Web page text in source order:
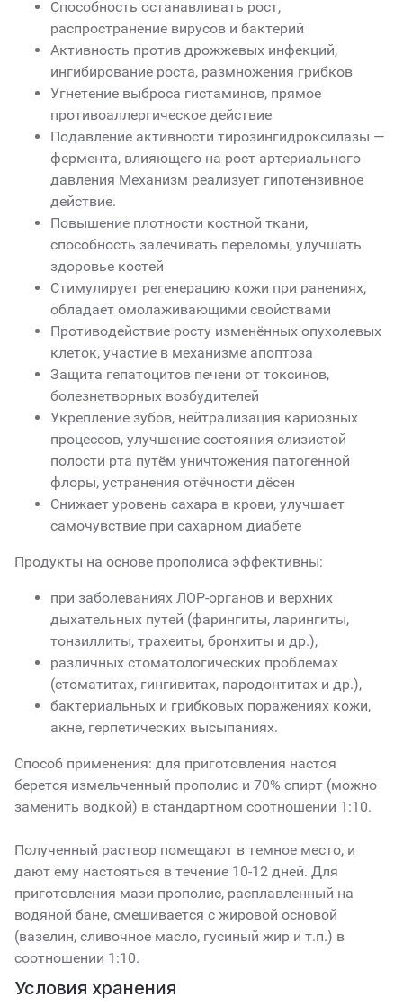
Способность останавливать рост,
распространение вирусов и бактерий
Активность против дрожжевых инфекций,
ингибирование роста, размножения грибков
Угнетение выброса гистаминов, прямое
противоаллергическое действие
Подавление активности тирозингидроксилазы —
фермента, влияющего на рост артериального
давления Механизм реализует гипотензивное
действие.
Повышение плотности костной ткани,
способность залечивать переломы, улучшать
здоровье костей
Стимулирует регенерацию кожи при ранениях,
обладает омолаживающими свойствами
Противодействие росту изменённых опухолевых
клеток, участие в механизме апоптоза
Защита гепатоцитов печени от токсинов,
болезнетворных возбудителей
Укрепление зубов, нейтрализация кариозных
процессов, улучшение состояния слизистой
полости рта путём уничтожения патогенной
флоры, устранения отёчности дёсен
Снижает уровень сахара в крови, улучшает
самочувствие при сахарном диабете
Продукты на основе прополиса эффективны:
при заболеваниях ЛОР-органов и верхних
дыхательных путей (фарингиты, ларингиты,
тонзиллиты, трахеиты, бронхиты и др.),
различных стоматологических проблемах
(стоматитах, гингивитах, пародонтитах и др.),
бактериальных и грибковых поражениях кожи,
акне, герпетических высыпаниях.
Способ применения: для приготовления настоя
берется измельченный прополис и 70% спирт (можно
заменить водкой) в стандартном соотношении 1:10.
Полученный раствор помещают в темное место, и
дают ему настояться в течение 10-12 дней. Для
приготовления мази прополис, расплавленный на
водяной бане, смешивается с жировой основой
(вазелин, сливочное масло, гусиный жир и т.п.) в
соотношении 1:10.
Условия хранения